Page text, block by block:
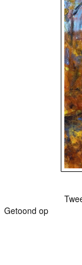
Getoond op